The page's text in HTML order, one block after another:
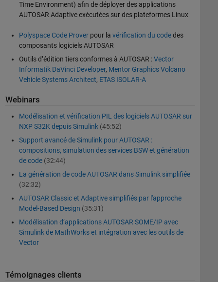
Time Environment) afin de déployer des applications
AUTOSAR Adaptive exécutées sur des plateformes Linux
Polyspace Code Proverpour la vérification du codedes
composants logiciels AUTOSAR
Outils d’édition tiers conformes à AUTOSAR :Vector
Informatik DaVinci Developer, Mentor Graphics Volcano
Vehicle Systems Architect, ETAS ISOLAR-A
Webinars
Modélisation et vérification PIL des logiciels AUTOSAR sur
NXP S32K depuis Simulink (45:52)
Support avancé de Simulink pour AUTOSAR :
compositions, simulation des services BSW et génération
de code (32:44)
La génération de code AUTOSAR dans Simulink simplifiée
(32:32)
AUTOSAR Classic et Adaptive simplifiés par l'approche
Model-Based Design (35:31)
Modélisation d’applications AUTOSAR SOME/IP avec
Simulink de MathWorks et intégration avec les outils de
Vector
Témoignages clients